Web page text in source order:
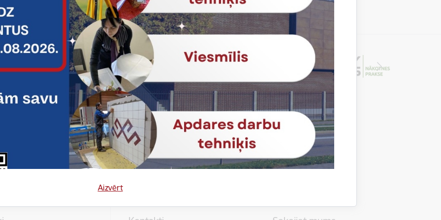
Aizvērt
Vai šī informācija bija noderīga?
Sniegt atsauksmi